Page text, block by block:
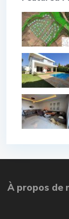
À propos de